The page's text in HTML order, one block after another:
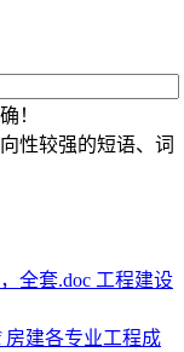
！
性较强的短语、词
工程建设
房建各专业工程成